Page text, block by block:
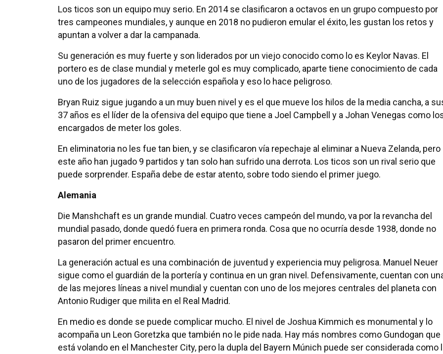
Los ticos son un equipo muy serio. En 2014 se clasificaron a octavos en un grupo compuesto por
tres campeones mundiales, y aunque en 2018 no pudieron emular el éxito, les gustan los retos y
apuntan a volver a dar la campanada.
Su generación es muy fuerte y son liderados por un viejo conocido como lo es Keylor Navas. El
portero es de clase mundial y meterle gol es muy complicado, aparte tiene conocimiento de cada
uno de los jugadores de la selección española y eso lo hace peligroso.
Bryan Ruiz sigue jugando a un muy buen nivel y es el que mueve los hilos de la media cancha, a
37 años es el líder de la ofensiva del equipo que tiene a Joel Campbell y a Johan Venegas como
encargados de meter los goles.
En eliminatoria no les fue tan bien, y se clasificaron vía repechaje al eliminar a Nueva Zelanda, pero
este año han jugado 9 partidos y tan solo han sufrido una derrota. Los ticos son un rival serio que
puede sorprender. España debe de estar atento, sobre todo siendo el primer juego.
Alemania
Die Manshchaft es un grande mundial. Cuatro veces campeón del mundo, va por la revancha del
mundial pasado, donde quedó fuera en primera ronda. Cosa que no ocurría desde 1938, donde no
pasaron del primer encuentro.
La generación actual es una combinación de juventud y experiencia muy peligrosa. Manuel Neuer
sigue como el guardián de la portería y continua en un gran nivel. Defensivamente, cuentan con
de las mejores líneas a nivel mundial y cuentan con uno de los mejores centrales del planeta con
Antonio Rudiger que milita en el Real Madrid.
En medio es donde se puede complicar mucho. El nivel de Joshua Kimmich es monumental y lo
acompaña un Leon Goretzka que también no le pide nada. Hay más nombres como Gundogan que
está volando en el Manchester City, pero la dupla del Bayern Múnich puede ser considerada como